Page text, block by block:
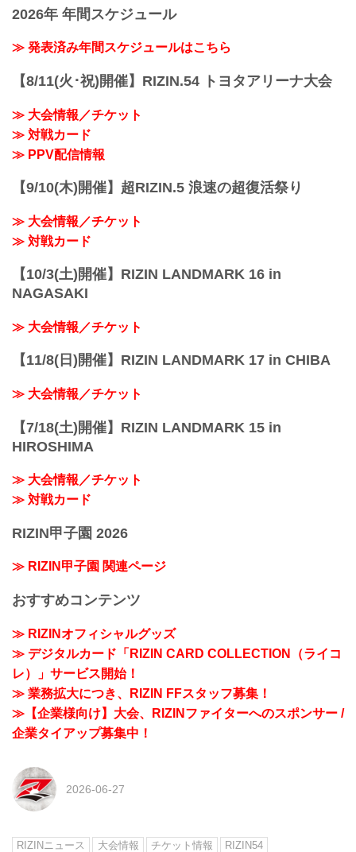
りんかい線 「東京テレポート」駅 徒歩5
バスでお越しの方
都営バス 「東京テレポート駅前」バス停
東京BRT 「東京テレポート」バス停 徒...
RIZIN MMAルール：5分3R（61.0kg）
伊藤裕樹 vs. アリベク・ガジャマトフ
伊藤裕樹 vs....
2026年 年間スケジュール
≫ 発表済み年間スケジュールはこちら
【8/11(火･祝)開催】RIZIN.54 トヨタアリーナ大会
≫ 大会情報／チケット
≫ 対戦カード
≫ PPV配信情報
【9/10(木)開催】超RIZIN.5 浪速の超復活祭り
≫ 大会情報／チケット
≫ 対戦カード
【10/3(土)開催】RIZIN LANDMARK 16 in
NAGASAKI
≫ 大会情報／チケット
【11/8(日)開催】RIZIN LANDMARK 17 in CHIBA
≫ 大会情報／チケット
【7/18(土)開催】RIZIN LANDMARK 15 in
HIROSHIMA
≫ 大会情報／チケット
≫ 対戦カード
RIZIN甲子園 2026
≫ RIZIN甲子園 関連ページ
おすすめコンテンツ
≫ RIZINオフィシャルグッズ
≫ デジタルカード「RIZIN CARD COLLECTION（ライコ
レ）」サービス開始！
≫ 業務拡大につき、RIZIN FFスタッフ募集！
≫【企業様向け】大会、RIZINファイターへのスポンサー /
企業タイアップ募集中！
2026-06-27
RIZINニュース 大会情報 チケット情報 RIZIN54